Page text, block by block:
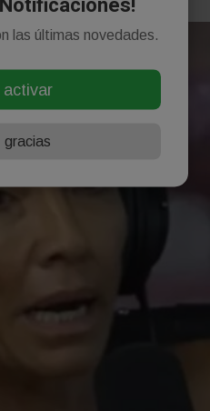
las últimas novedades.
activar
gracias